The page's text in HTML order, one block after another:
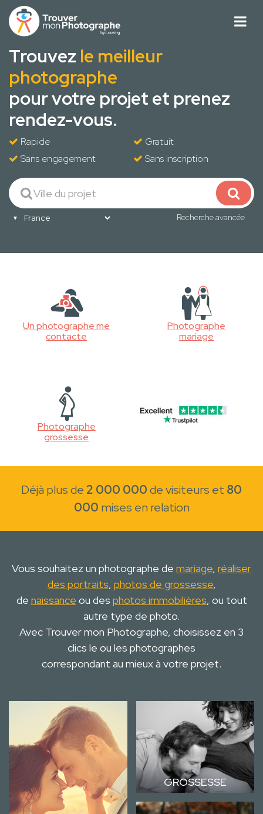
Trouvez le meilleur
photographe
pour votre projet et prenez
rendez-vous.
Rapide
Gratuit
Sans engagement
Sans inscription
Recherche avancée
Un photographe me
contacte
Photographe
mariage
Photographe
grossesse
Déjà plus de 2 000 000de visiteurs et 80
000 mises en relation
Vous souhaitez un photographe de mariage, réaliser
des portraits, photos de grossesse,
de naissance ou des photos immobilières, ou tout
autre type de photo.
Avec Trouver mon Photographe, choisissez en 3
clics le ou les photographes
correspondant au mieux à votre projet.
GROSSESSE